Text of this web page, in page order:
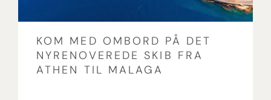
KOM MED OMBORD PÅ DET
NYRENOVEREDE SKIB FRA
ATHEN TIL MALAGA